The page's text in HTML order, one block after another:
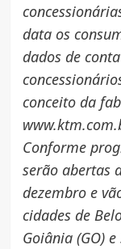
data os
dados de
conceito da
Conforme
serão abertas
dezembro e
cidades de
Goiânia (GO)